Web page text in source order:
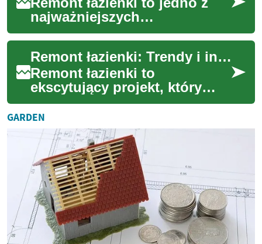
najważniejszych
przedsięwzięć w domu, które
może znacząco wpłynąć na
komfort i wartość nie...
Remont łazienki: Trendy i inspiracje na 2023 rok
Remont łazienki to
ekscytujący projekt, który
może całkowicie odmienić
wygląd i funkcjonalność
jednego z najważniejsz...
GARDEN